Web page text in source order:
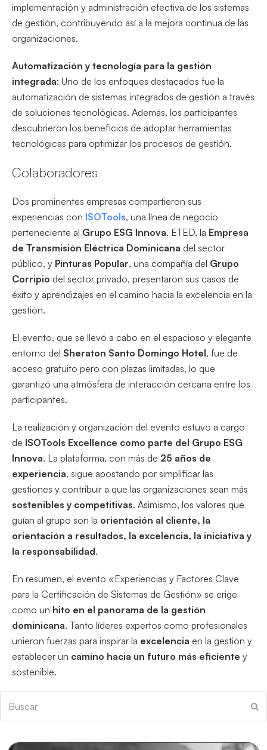
implementación y administración efectiva de los sistemas
de gestión, contribuyendo así a la mejora continua de las
organizaciones.
Automatización y tecnología para la gestión
integrada: Uno de los enfoques destacados fue la
automatización de sistemas integrados de gestión a través
de soluciones tecnológicas. Además, los participantes
descubrieron los beneficios de adoptar herramientas
tecnológicas para optimizar los procesos de gestión.
Colaboradores
Dos prominentes empresas compartieron sus
experiencias con ISOTools, una línea de negocio
perteneciente al Grupo ESG Innova. ETED, la Empresa
de Transmisión Eléctrica Dominicana del sector
público, y Pinturas Popular, una compañía del Grupo
Corripio del sector privado, presentaron sus casos de
éxito y aprendizajes en el camino hacia la excelencia en la
gestión.
El evento, que se llevó a cabo en el espacioso y elegante
entorno del Sheraton Santo Domingo Hotel, fue de
acceso gratuito pero con plazas limitadas, lo que
garantizó una atmósfera de interacción cercana entre los
participantes.
La realización y organización del evento estuvo a cargo
de ISOTools Excellence como parte del Grupo ESG
Innova. La plataforma, con más de 25 años de
experiencia, sigue apostando por simplificar las
gestiones y contribuir a que las organizaciones sean más
sostenibles y competitivas. Asimismo, los valores que
guían al grupo son la orientación al cliente, la
orientación a resultados, la excelencia, la iniciativa y
la responsabilidad.
En resumen, el evento «Experiencias y Factores Clave
para la Certificación de Sistemas de Gestión» se erige
como un hito en el panorama de la gestión
dominicana. Tanto líderes expertos como profesionales
unieron fuerzas para inspirar la excelencia en la gestión y
establecer un camino hacia un futuro más eficiente y
sostenible.